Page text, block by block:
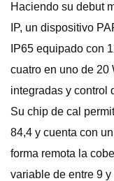
Haciendo su debut
IP, un dispositivo
IP65 equipado con
cuatro en uno de 20
integradas y control
Su chip de cal
84,4 y cuenta con
forma remota la
variable de entre 9 y